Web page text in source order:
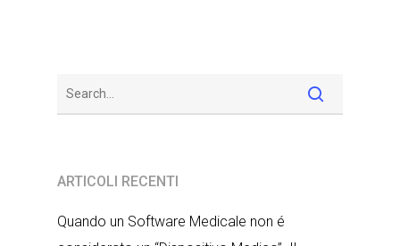
ARTICOLI RECENTI
Quando un Software Medicale non é